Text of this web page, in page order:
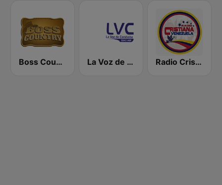
Boss Country Radio La Voz de Carabobo Radio Cristiana Venezuela